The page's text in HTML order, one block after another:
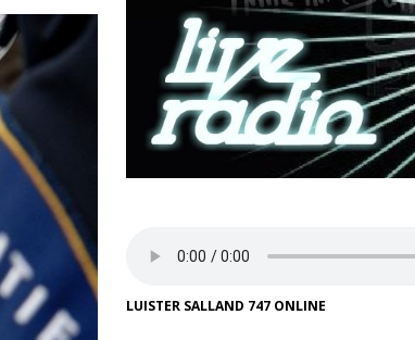
LUISTER SALLAND 747 ONLINE